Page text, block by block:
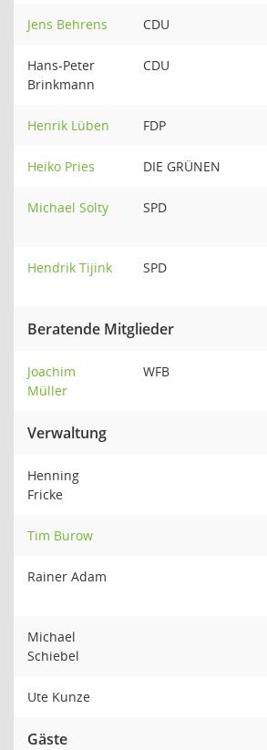
Jens Behrens CDU
Hans-Peter
Brinkmann
CDU
Henrik Lüben FDP
Heiko Pries DIE GRÜNEN
Michael Solty SPD
Hendrik Tijink SPD
Beratende Mitglieder
Joachim
Müller
WFB
Verwaltung
Henning
Fricke
Tim Burow
Rainer Adam
Michael
Schiebel
Ute Kunze
Gäste